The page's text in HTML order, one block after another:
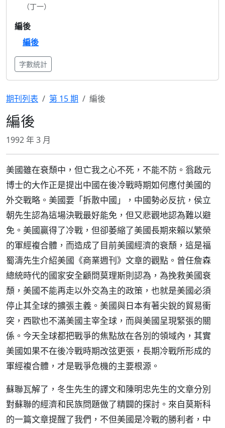
（丁一）
編後
編後
字數統計
期刊列表 第 15 期 編後
編後
1992 年 3 月
美國雖在衰頹中，但亡我之心不死，不能不防。翁啟元
博士的大作正是提出中國在後冷戰時期如何應付美國的
外交戰略。美國要「拆散中國」，中國勢必反抗，侯立
朝先生認為這場決戰最好能免，但又悲觀地認為難以避
免。美國贏得了冷戰，但卻萎縮了美國長期來賴以繁榮
的軍經複合體，而造成了目前美國經濟的衰頹，這是福
蜀濤先生介紹美國《商業週刊》文章的觀點。曾任詹森
總統時代的國家安全顧問莫理斯則認為，為挽救美國衰
頹，美國不能再走以外交為主的政策，也就是美國必須
停止其全球的擴張主義。美國與日本有著尖銳的貿易衝
突，西歐也不滿美國主宰全球，而與美國呈現緊張的關
係。今天全球都把戰爭的焦點放在各別的領域內，其實
美國如果不在後冷戰時期改弦更張，長期冷戰所形成的
軍經複合體，才是戰爭危機的主要根源。
蘇聯瓦解了，冬生先生的譯文和陳明忠先生的文章分別
對蘇聯的經濟和民族問題做了精闢的探討。來自莫斯科
的一篇文章提醒了我們，不但美國是冷戰的勝利者，中